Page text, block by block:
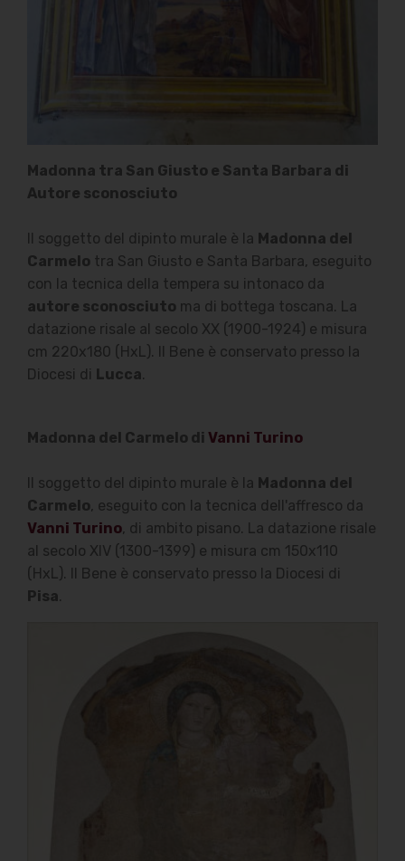
Madonna tra San Giusto e Santa Barbara di
Autore sconosciuto
Il soggetto del dipinto murale è la Madonna del
Carmelo tra San Giusto e Santa Barbara, eseguito
con la tecnica della tempera su intonaco da
autore sconosciuto ma di bottega toscana. La
datazione risale al secolo XX (1900-1924) e misura
cm 220x180 (HxL). Il Bene è conservato presso la
Diocesi di Lucca.
Madonna del Carmelo di Vanni Turino
Il soggetto del dipinto murale è la Madonna del
Carmelo, eseguito con la tecnica dell'affresco da
Vanni Turino, di ambito pisano. La datazione risale
al secolo XIV (1300-1399) e misura cm 150x110
(HxL). Il Bene è conservato presso la Diocesi di
Pisa.